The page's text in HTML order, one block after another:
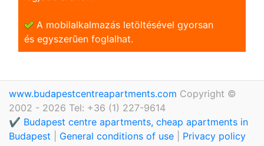
A mobilalkalmazás letöltésével gyorsan
és egyszerũen foglalhat.
www.budapestcentreapartments.com Copyright ©
2002 - 2026 Tel: +36 (1) 227-9614
✔️ Budapest centre apartments, cheap apartments in
Budapest
General conditions of use Privacy policy